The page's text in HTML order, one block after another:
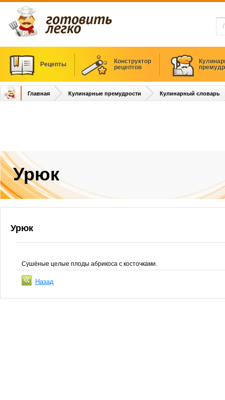
Рецепты
Конструктор
рецептов
Главная Кулинарные премудрости Кулинарный словарь
Урюк
Урюк
Сушёные целые плоды абрикоса с косточками.
Назад